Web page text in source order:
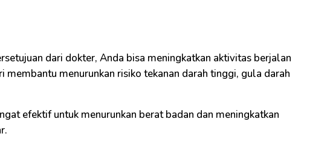
dari dokter, Anda bisa meningkatkan aktivitas berjalan
membantu menurunkan risiko tekanan darah tinggi, gula darah
efektif untuk menurunkan berat badan dan meningkatkan